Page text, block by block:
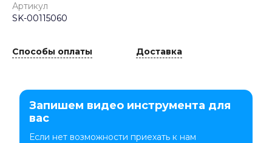
Артикул
SK-00115060
Способы оплаты Доставка
Запишем видео инструмента для
вас
Если нет возможности приехать к нам